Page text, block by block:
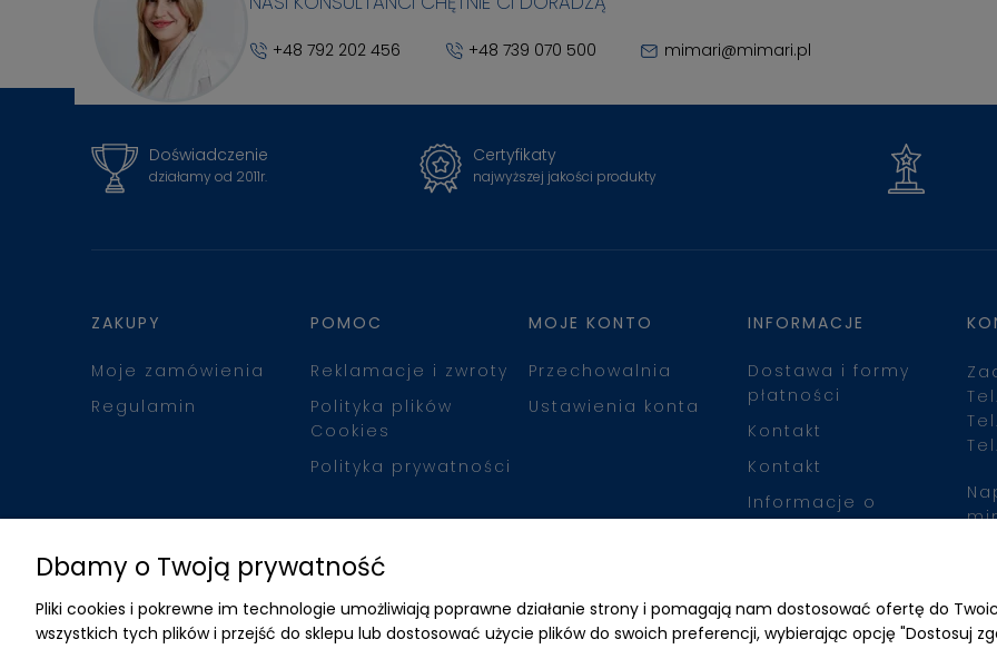
+48 792 202 456 +48 739 070 500 mimari@mimari.pl
Doświadczenie
działamy od 2011r.
Certyfikaty
najwyższej jakości produkty
ZAKUPY
Moje zamówienia
Regulamin
POMOC
Reklamacje i zwroty
Polityka plików
Cookies
Polityka prywatności
MOJE KONTO
Przechowalnia
Ustawienia konta
INFORMACJE
Dostawa i formy
płatności
Kontakt
Kontakt
Informacje o
Dbamy o Twoją prywatność
Pliki cookies i pokrewne im technologie umożliwiają poprawne działanie strony i pomagają nam dostosować ofertę do
wszystkich tych plików i przejść do sklepu lub dostosować użycie plików do swoich preferencji, wybierając opcję "Dostosuj